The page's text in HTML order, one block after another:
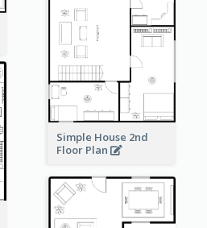
Simple House 2nd
Floor Plan